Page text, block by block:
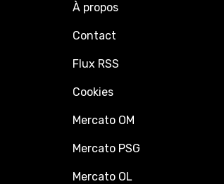
À propos
Contact
Flux RSS
Cookies
Mercato OM
Mercato PSG
Mercato OL